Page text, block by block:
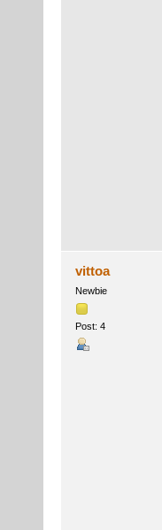
vittoa
Newbie
Post: 4